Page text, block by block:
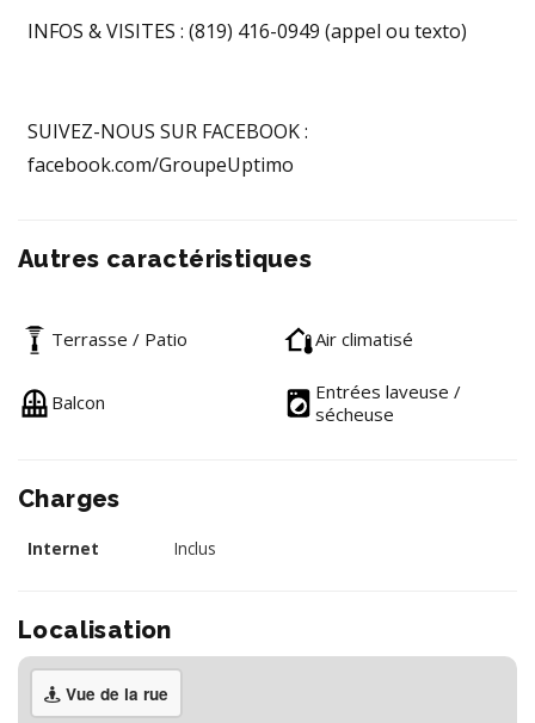
INFOS & VISITES : (819) 416-0949 (appel ou texto)
SUIVEZ-NOUS SUR FACEBOOK :
facebook.com/GroupeUptimo
Autres caractéristiques
Terrasse / Patio Air climatisé
Balcon
Entrées laveuse /
sécheuse
Charges
Internet Inclus
Localisation
Vue de la rue